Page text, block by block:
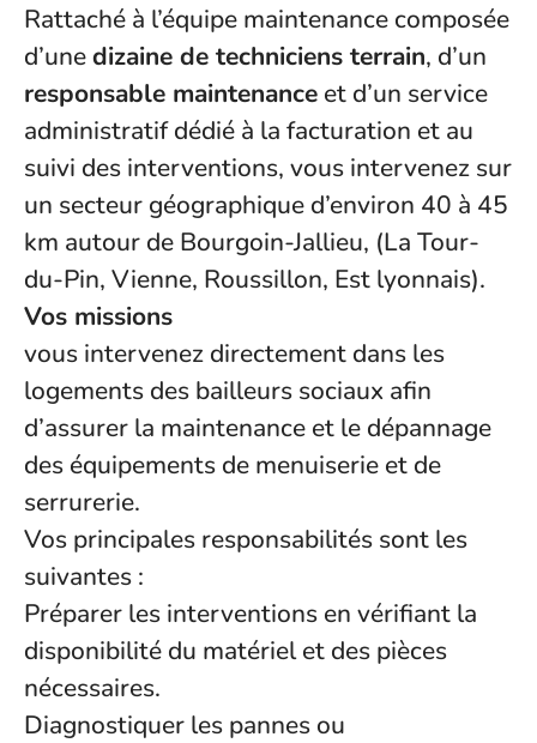
Rattaché à l’équipe maintenance composée
d’unedizaine de techniciens terrain, d’un
responsable maintenance et d’un service
administratif dédié à la facturation et au
suivi des interventions, vous intervenez sur
un secteur géographique d’environ 40 à 45
km autour de Bourgoin-Jallieu, (La Tour-
du-Pin, Vienne, Roussillon, Est lyonnais).
Vos missions
vous intervenez directement dans les
logements des bailleurs sociaux afin
d’assurer la maintenance et le dépannage
des équipements de menuiserie et de
serrurerie.
Vos principales responsabilités sont les
suivantes :
Préparer les interventions en vérifiant la
disponibilité du matériel et des pièces
nécessaires.
Diagnostiquer les pannes ou